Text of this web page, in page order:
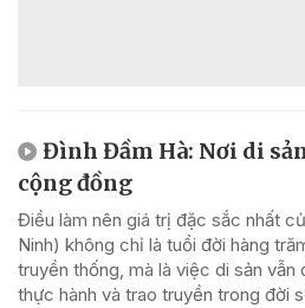
Đình Đầm Hà: Nơi di
cộng đồng
Điều làm nên giá trị đặc sắc nhất
Ninh) không chỉ là tuổi đời hàng
truyền thống, mà là việc di sản
thực hành và trao truyền trong đời